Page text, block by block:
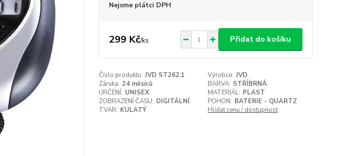
Nejsme plátci DPH
299 Kč/ks Přidat do košíku
Číslo produktu: JVD ST262.1 Výrobce: JVD
Záruka: 24 měsíců BARVA: STŘÍBRNÁ
URČENÍ: UNISEX MATERIÁL: PLAST
ZOBRAZENÍ ČASU: DIGITÁLNÍ POHON: BATERIE - QUARTZ
TVAR: KULATÝ Hlídat cenu / dostupnost